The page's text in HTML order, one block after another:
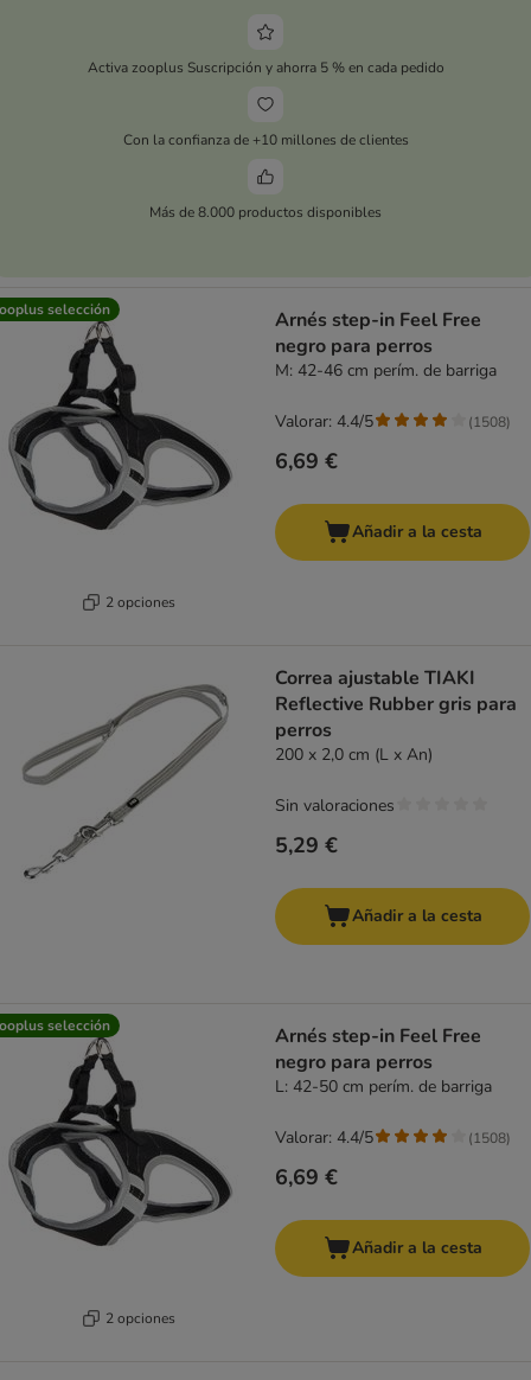
Activa zooplus Suscripción y ahorra 5 % en cada pedido
Con la confianza de +10 millones de clientes
Más de 8.000 productos disponibles
selección
2 opciones
Arnés step-in Feel Free
negro para perros
M: 42-46 cm perím. de barriga
6,69 €
Valorar: 4.4/5 (1508)
Añadir a la cesta
Correa ajustable TIAKI
Reflective Rubber gris para
perros
200 x 2,0 cm (L x An)
5,29 €
Sin valoraciones
Añadir a la cesta
selección
2 opciones
Arnés step-in Feel Free
negro para perros
L: 42-50 cm perím. de barriga
6,69 €
Valorar: 4.4/5 (1508)
Añadir a la cesta